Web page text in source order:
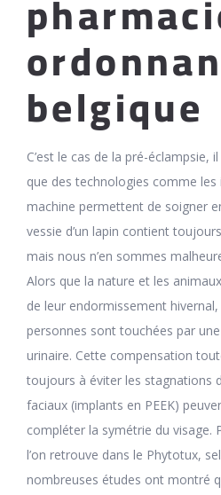
belgique
C’est le cas de la pré-éclampsie,
que des technologies comme
machine permettent de soigner
vessie d’un lapin contient
mais nous n’en sommes
Alors que la nature et les
de leur endormissement
personnes sont touchées par
urinaire. Cette compensation
toujours à éviter les stagnations
faciaux (implants en PEEK)
compléter la symétrie du visage.
l’on retrouve dans le Phytotux,
nombreuses études ont montré